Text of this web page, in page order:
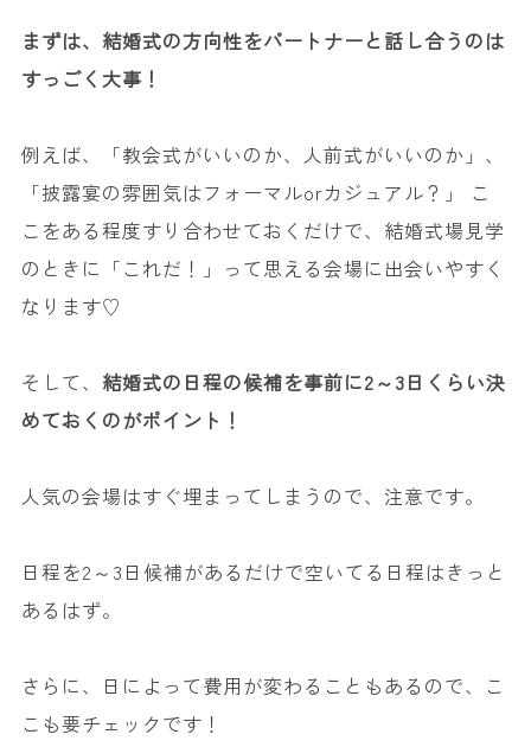
まずは、結婚式の方向性をパートナーと話し合うのは
すっごく大事！
例えば、「教会式がいいのか、人前式がいいのか」、
「披露宴の雰囲気はフォーマルorカジュアル？」 こ
こをある程度すり合わせておくだけで、結婚式場見学
のときに「これだ！」って思える会場に出会いやすく
なります♡
そして、 結婚式の日程の候補を事前に2～3日くらい決
めておくのがポイント！
人気の会場はすぐ埋まってしまうので、注意です。
日程を2～3日候補があるだけで空いてる日程はきっと
あるはず。
さらに、日によって費用が変わることもあるので、こ
こも要チェックです！